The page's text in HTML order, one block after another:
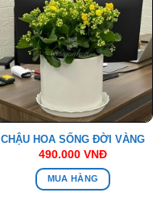
CHẬU HOA SỐNG ĐỜI VÀNG
490.000 VNĐ
MUA HÀNG